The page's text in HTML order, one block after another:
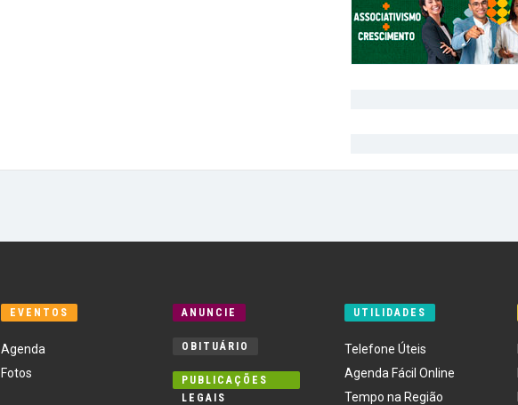
EVENTOS
Agenda
Fotos
ANUNCIE
OBITUÁRIO
PUBLICAÇÕES
LEGAIS
UTILIDADES
Telefone Úteis
Agenda Fácil Online
Tempo na Região